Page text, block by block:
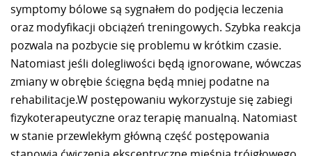
symptomy bólowe są sygnałem do podjęcia leczenia
oraz modyfikacji obciążeń treningowych. Szybka reakcja
pozwala na pozbycie się problemu w krótkim czasie.
Natomiast jeśli dolegliwości będą ignorowane, wówczas
zmiany w obrębie ścięgna będą mniej podatne na
rehabilitacje.W postępowaniu wykorzystuje się zabiegi
fizykoterapeutyczne oraz terapię manualną. Natomiast
w stanie przewlekłym główną część postępowania